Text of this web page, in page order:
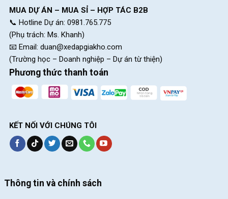
MUA DỰ ÁN – MUA SỈ – HỢP TÁC B2B
📞 Hotline Dự án: 0981.765.775
(Phụ trách: Ms. Khanh)
📧 Email: duan@xedapgiakho.com
(Trường học – Doanh nghiệp – Dự án từ thiện)
Phương thức thanh toán
KẾT NỐI VỚI CHÚNG TÔI
Thông tin và chính sách